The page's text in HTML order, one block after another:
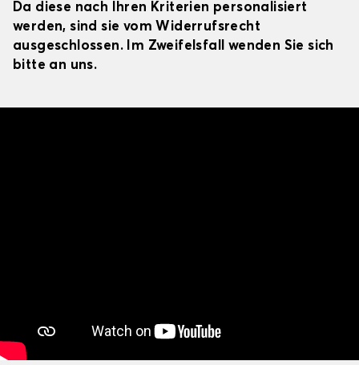
Da diese nach Ihren Kriterien personalisiert
werden, sind sie vom Widerrufsrecht
ausgeschlossen. Im Zweifelsfall wenden Sie sich
bitte an uns.